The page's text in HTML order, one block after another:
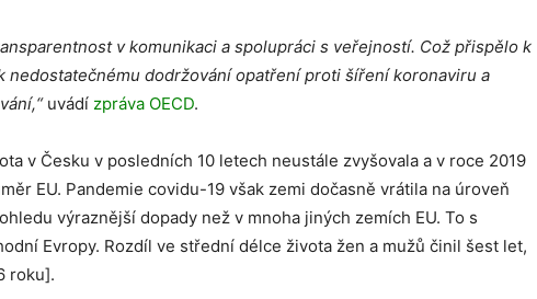
v komunikaci a spolupráci s veřejností. Což přispělo k
nedostatečnému dodržování opatření proti šíření koronaviru a
uvádí zpráva OECD.
v Česku v posledních 10 letech neustále zvyšovala a v roce 2019
EU. Pandemie covidu-19 však zemi dočasně vrátila na úroveň
výraznější dopady než v mnoha jiných zemích EU. To s
Evropy. Rozdíl ve střední délce života žen a mužů činil šest let,
roku].